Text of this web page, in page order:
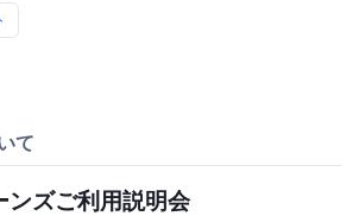
て
ンズご利用説明会